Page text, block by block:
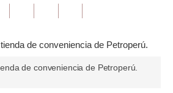
de conveniencia de Petroperú.